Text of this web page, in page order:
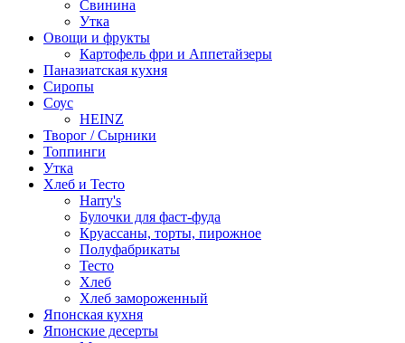
Свинина
Утка
Овощи и фрукты
Картофель фри и Аппетайзеры
Паназиатская кухня​
Сиропы
Соус
HEINZ
Творог / Сырники
Топпинги
Утка
Хлеб и Тесто
Harry's
Булочки для фаст-фуда
Круассаны, торты, пирожное
Полуфабрикаты
Тесто
Хлеб
Хлеб замороженный
Японская кухня
Японские десерты